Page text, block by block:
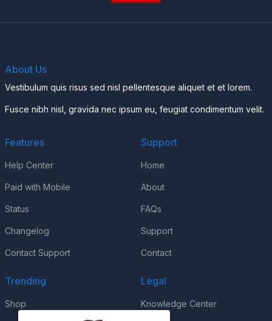
About Us
Vestibulum quis risus sed nisl pellentesque aliquet et et lorem.
Fusce nibh nisl, gravida nec ipsum eu, feugiat condimentum velit.
Features
Help Center
Paid with Mobile
Status
Changelog
Contact Support
Support
Home
About
FAQs
Support
Contact
Trending
Shop
Legal
Knowledge Center